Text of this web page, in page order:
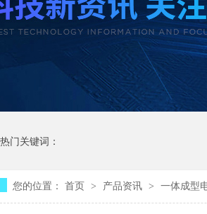
热门关键词：
您的位置： 首页 > 产品资讯 > 一体成型